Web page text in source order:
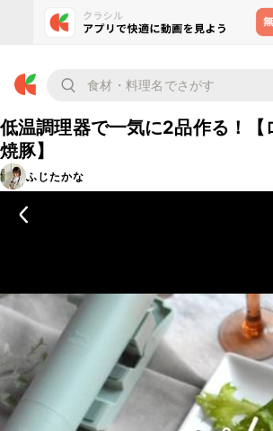
低温調理器で一気に2品作る！【
焼豚】
ふじたかな